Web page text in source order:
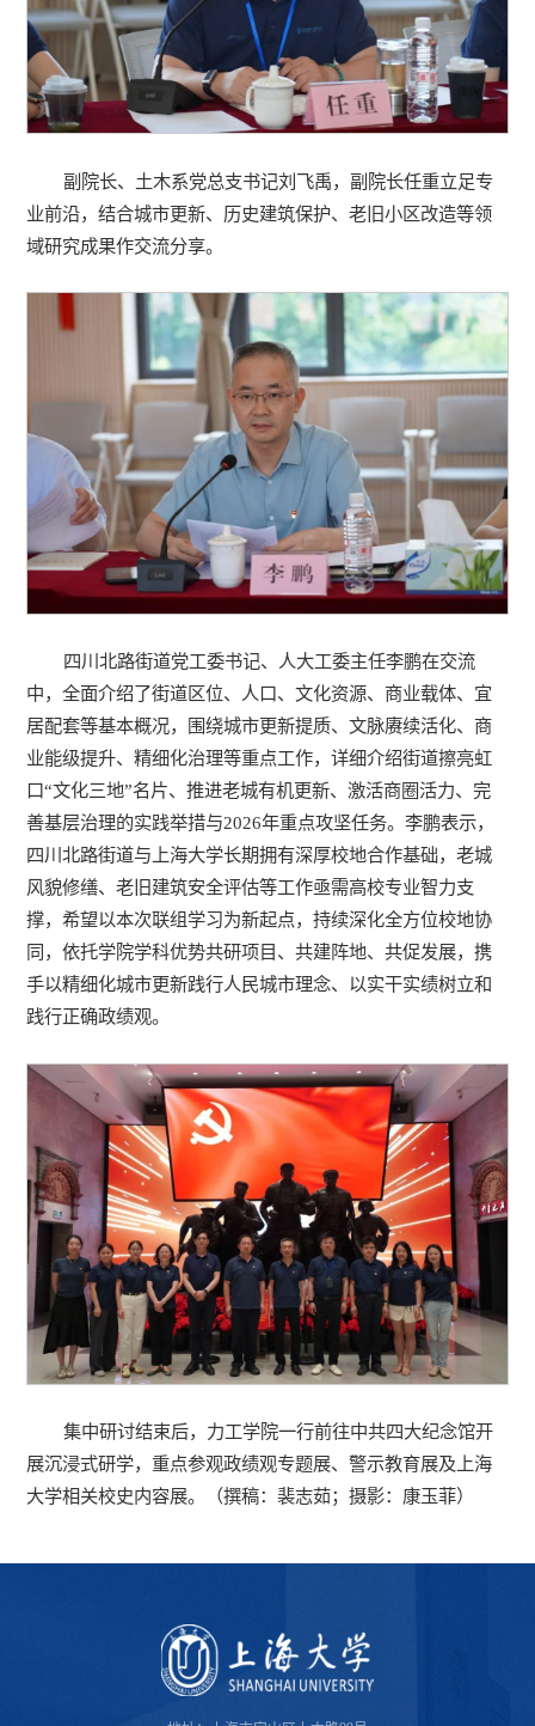
副院长、土木系党总支书记刘飞禹，副院长任重立足专
业前沿，结合城市更新、历史建筑保护、老旧小区改造等领
域研究成果作交流分享。
四川北路街道党工委书记、人大工委主任李鹏在交流
中，全面介绍了街道区位、人口、文化资源、商业载体、宜
居配套等基本概况，围绕城市更新提质、文脉赓续活化、商
业能级提升、精细化治理等重点工作，详细介绍街道擦亮虹
口“文化三地”名片、推进老城有机更新、激活商圈活力、完
善基层治理的实践举措与2026年重点攻坚任务。李鹏表示，
四川北路街道与上海大学长期拥有深厚校地合作基础，老城
风貌修缮、老旧建筑安全评估等工作亟需高校专业智力支
撑，希望以本次联组学习为新起点，持续深化全方位校地协
同，依托学院学科优势共研项目、共建阵地、共促发展，携
手以精细化城市更新践行人民城市理念、以实干实绩树立和
践行正确政绩观。
集中研讨结束后，力工学院一行前往中共四大纪念馆开
展沉浸式研学，重点参观政绩观专题展、警示教育展及上海
大学相关校史内容展。（撰稿：裴志茹；摄影：康玉菲）